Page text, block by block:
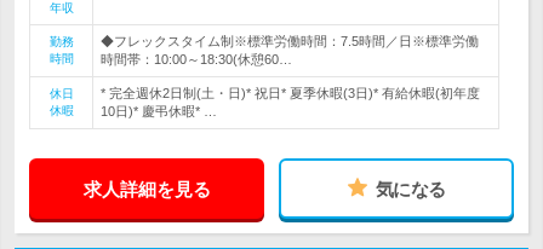
年収
勤務
時間
◆フレックスタイム制※標準労働時間：7.5時間／日※標準労働
時間帯：10:00～18:30(休憩60…
休日
休暇
* 完全週休2日制(土・日)* 祝日* 夏季休暇(3日)* 有給休暇(初年度
10日)* 慶弔休暇* …
求人詳細を見る 気になる